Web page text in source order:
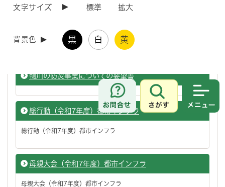
文字サイズ 標準 拡大
背景色 黒 白 黄
お問合せ
さがす
に、新庁舎整備、義務教育学校建設、食肉市場廃止等に
ついての見直しを求める要請書
鴨川の防災事業についての要望書
総行動（令和7年度）都市インフラ
総行動（令和7年度）都市インフラ
母親大会（令和7年度）都市インフラ
母親大会（令和7年度）都市インフラ